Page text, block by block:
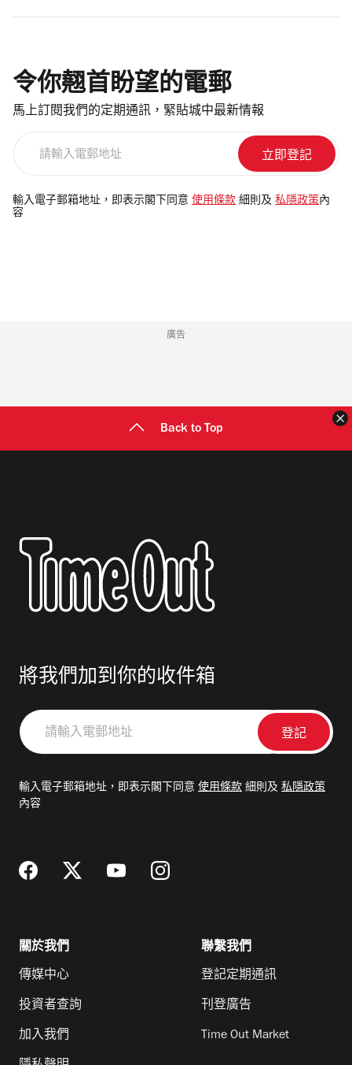
令你翹首盼望的電郵
馬上訂閱我們的定期通訊，緊貼城中最新情報
電
郵
輸入電子郵箱地址，即表示閣下同意 使用條款 細則及 私隱政策 內
容
廣告
Back to Top
將我們加到你的收件箱
請
輸
郵
輸入電子郵箱地址，即表示閣下同意 使用條款 細則及 私隱政策
內容
關於我們
傳媒中心
投資者查詢
加入我們
聯繫我們
登記定期通訊
刊登廣告
Time Out Market